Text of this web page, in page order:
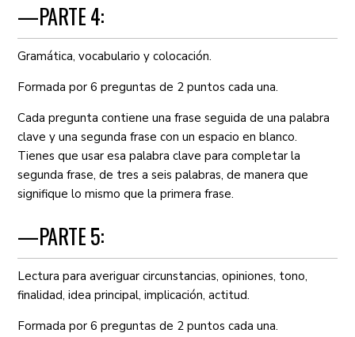
—PARTE 4:
Gramática, vocabulario y colocación.
Formada por 6 preguntas de 2 puntos cada una.
Cada pregunta contiene una frase seguida de una palabra
clave y una segunda frase con un espacio en blanco.
Tienes que usar esa palabra clave para completar la
segunda frase, de tres a seis palabras, de manera que
signifique lo mismo que la primera frase.
—PARTE 5:
Lectura para averiguar circunstancias, opiniones, tono,
finalidad, idea principal, implicación, actitud.
Formada por 6 preguntas de 2 puntos cada una.